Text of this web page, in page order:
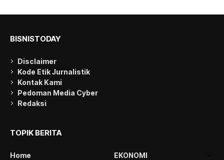
BISNISTODAY
Disclaimer
Kode Etik Jurnalistik
Kontak Kami
Pedoman Media Cyber
Redaksi
TOPIK BERITA
Home
EKONOMI